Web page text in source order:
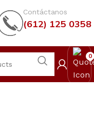
Contáctanos
(612) 125 0358
0